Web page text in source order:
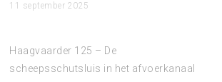
11 september 2025
Haagvaarder 125 – De
scheepsschutsluis in het afvoerkanaal